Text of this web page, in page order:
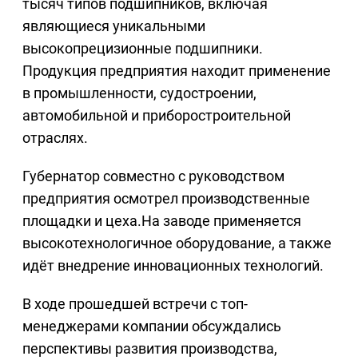
являющиеся уникальными
высокопрецизионные подшипники.
Продукция предприятия находит применение
в промышленности, судостроении,
автомобильной и приборостроительной
отраслях.
Губернатор совместно с руководством
предприятия осмотрел производственные
площадки и цеха.На заводе применяется
высокотехнологичное оборудование, а также
идёт внедрение инновационных технологий.
В ходе прошедшей встречи с топ-
менеджерами компании обсуждались
перспективы развития производства,